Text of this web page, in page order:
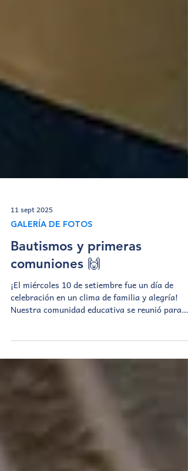
11 sept 2025
GALERÍA DE FOTOS
Bautismos y primeras
comuniones 🙌
Nuestra comunidad educativa se reunió para
acompañar a un grupo de alumnos/as y
recibieron por primera vez a Jesús en la
Eucaristía.